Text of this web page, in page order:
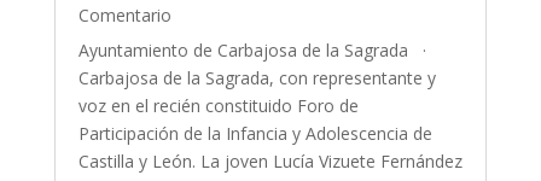
Comentario
Ayuntamiento de Carbajosa de la Sagrada ·
Carbajosa de la Sagrada, con representante y
voz en el recién constituido Foro de
Participación de la Infancia y Adolescencia de
Castilla y León. La joven Lucía Vizuete Fernández